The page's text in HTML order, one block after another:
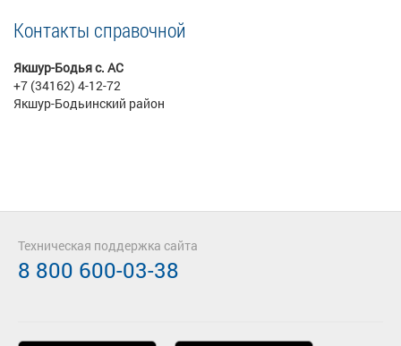
Контакты справочной
Якшур-Бодья с. АС
+7 (34162) 4-12-72
Якшур-Бодьинский район
Техническая поддержка сайта
8 800 600-03-38